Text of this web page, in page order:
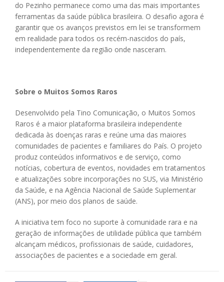
do Pezinho permanece como uma das mais importantes
ferramentas da saúde pública brasileira. O desafio agora é
garantir que os avanços previstos em lei se transformem
em realidade para todos os recém-nascidos do país,
independentemente da região onde nasceram.
Sobre o Muitos Somos Raros
Desenvolvido pela Tino Comunicação, o Muitos Somos
Raros é a maior plataforma brasileira independente
dedicada às doenças raras e reúne uma das maiores
comunidades de pacientes e familiares do País. O projeto
produz conteúdos informativos e de serviço, como
notícias, cobertura de eventos, novidades em tratamentos
e atualizações sobre incorporações no SUS, via Ministério
da Saúde, e na Agência Nacional de Saúde Suplementar
(ANS), por meio dos planos de saúde.
A iniciativa tem foco no suporte à comunidade rara e na
geração de informações de utilidade pública que também
alcançam médicos, profissionais de saúde, cuidadores,
associações de pacientes e a sociedade em geral.